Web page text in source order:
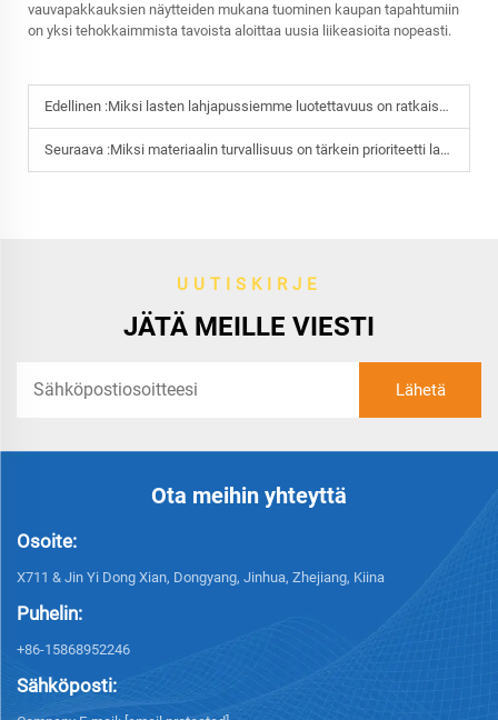
vauvapakkauksien näytteiden mukana tuominen kaupan tapahtumiin
on yksi tehokkaimmista tavoista aloittaa uusia liikeasioita nopeasti.
Edellinen :Miksi lasten lahjapussiemme luotettavuus on ratkaisevan tärkeä suurten tarjousten yhteydessä?
Seuraava :Miksi materiaalin turvallisuus on tärkein prioriteetti lastenvaippapussien teollisuusmyynnissä?
UUTISKIRJE
JÄTÄ MEILLE VIESTI
Ota meihin yhteyttä
Osoite:
X711 & Jin Yi Dong Xian, Dongyang, Jinhua, Zhejiang, Kiina
Puhelin:
+86-15868952246
Sähköposti: